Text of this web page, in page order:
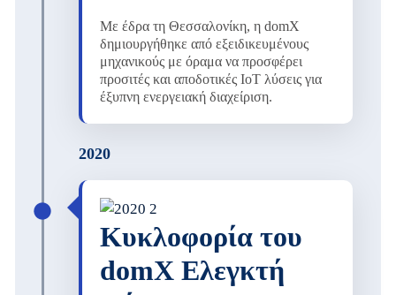
Με έδρα τη Θεσσαλονίκη, η domX
δημιουργήθηκε από εξειδικευμένους
μηχανικούς με όραμα να προσφέρει
προσιτές και αποδοτικές IoT λύσεις για
έξυπνη ενεργειακή διαχείριση.
2020
Κυκλοφορία του
domX Ελεγκτή